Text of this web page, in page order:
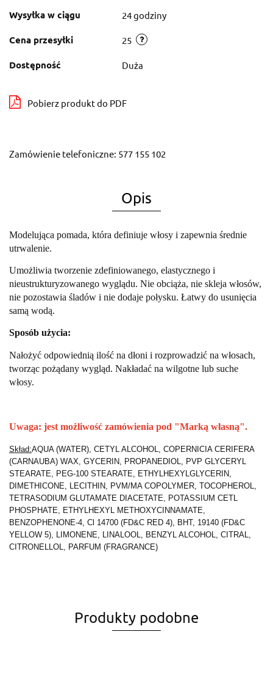
Wysyłka w ciągu 24 godziny
Cena przesyłki 25
Dostępność Duża
Pobierz produkt do PDF
Zamówienie telefoniczne: 577 155 102
Opis
Modelująca pomada, która definiuje włosy i zapewnia średnie
utrwalenie.
Umożliwia tworzenie zdefiniowanego, elastycznego i
nieustrukturyzowanego wyglądu. Nie obciąża, nie skleja włosów,
nie pozostawia śladów i nie dodaje połysku. Łatwy do usunięcia
samą wodą.
Sposób użycia:
Nałożyć odpowiednią ilość na dłoni i rozprowadzić na włosach,
tworząc pożądany wygląd. Nakładać na wilgotne lub suche
włosy.
Uwaga: jest możliwość zamówienia pod "Marką własną".
Skład:AQUA (WATER), CETYL ALCOHOL, COPERNICIA CERIFERA
(CARNAUBA) WAX, GYCERIN, PROPANEDIOL, PVP GLYCERYL
STEARATE, PEG-100 STEARATE, ETHYLHEXYLGLYCERIN,
DIMETHICONE, LECITHIN, PVM/MA COPOLYMER, TOCOPHEROL,
TETRASODIUM GLUTAMATE DIACETATE, POTASSIUM CETL
PHOSPHATE, ETHYLHEXYL METHOXYCINNAMATE,
BENZOPHENONE-4, Cl 14700 (FD&C RED 4), BHT, 19140 (FD&C
YELLOW 5), LIMONENE, LINALOOL, BENZYL ALCOHOL, CITRAL,
CITRONELLOL, PARFUM (FRAGRANCE)
Produkty podobne